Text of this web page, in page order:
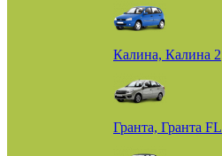
Калина, Калина 2
Гранта, Гранта FL